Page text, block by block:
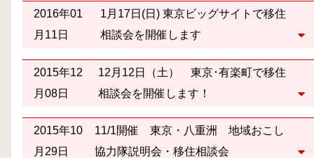
2016年01
月11日
1月17日(日) 東京ビッグサイトで移住
相談会を開催します
2015年12
月08日
12月12日（土） 東京･有楽町で移住
相談会を開催します！
2015年10
月29日
11/1開催 東京・八重洲 地域おこし
協力隊説明会・移住相談会